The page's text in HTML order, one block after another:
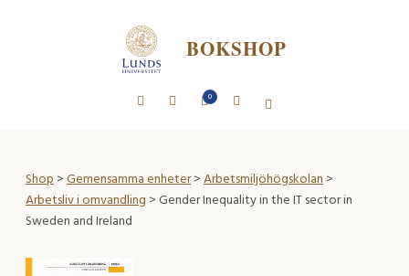
BOKSHOP
0
Shop>Gemensamma enheter>Arbetsmiljöhögskolan>
Arbetsliv i omvandling > Gender Inequality in the IT sector in
Sweden and Ireland